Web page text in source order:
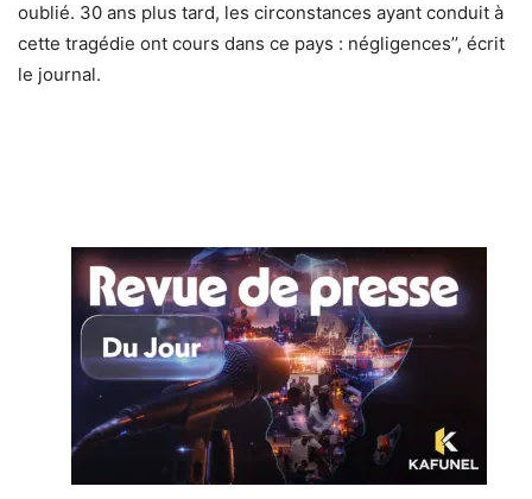
oublié. 30 ans plus tard, les circonstances ayant conduit à
cette tragédie ont cours dans ce pays : négligences’’, écrit
le journal.